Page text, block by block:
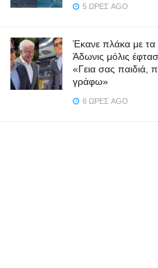
5 ΏΡΕΣ AGO
Έκανε πλάκα με τα
Άδωνις μόλις
«Γεια σας παιδιά,
γράφω»
6 ΏΡΕΣ AGO